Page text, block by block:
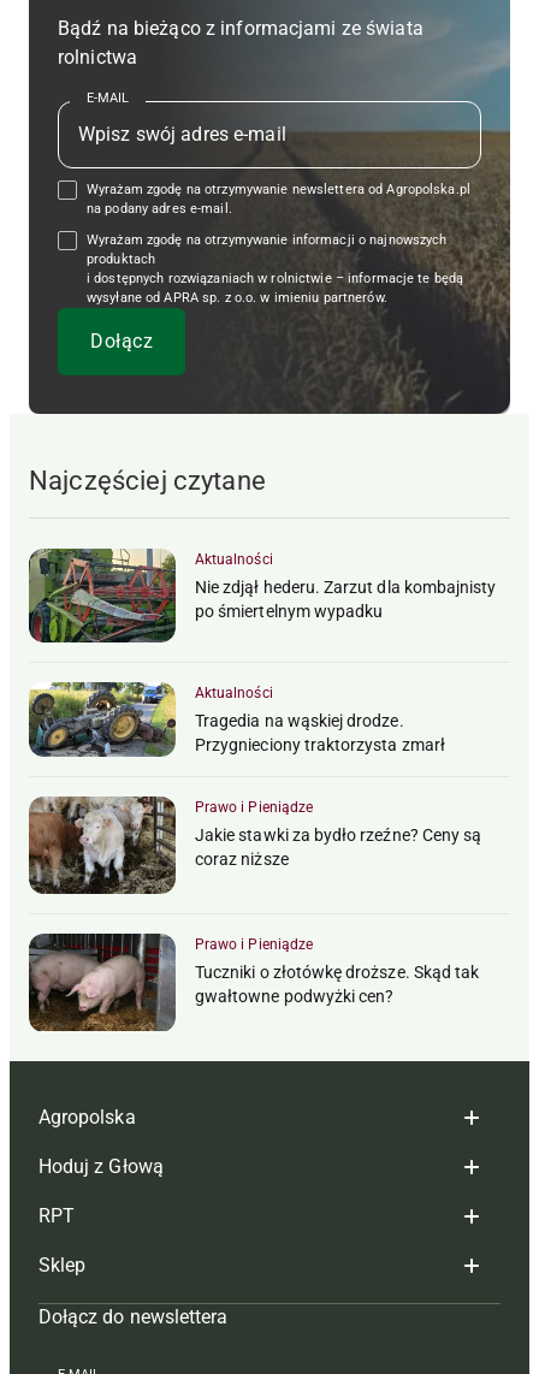
Bądź na bieżąco z informacjami ze świata
rolnictwa
E-MAIL
Wyrażam zgodę na otrzymywanie newslettera od Agropolska.pl
na podany adres e-mail.
Wyrażam zgodę na otrzymywanie informacji o najnowszych
produktach
i dostępnych rozwiązaniach w rolnictwie – informacje te będą
wysyłane od APRA sp. z o.o. w imieniu partnerów.
Najczęściej czytane
Aktualności
Nie zdjął hederu. Zarzut dla kombajnisty
po śmiertelnym wypadku
Aktualności
Tragedia na wąskiej drodze.
Przygnieciony traktorzysta zmarł
Prawo i Pieniądze
Jakie stawki za bydło rzeźne? Ceny są
coraz niższe
Prawo i Pieniądze
Tuczniki o złotówkę droższe. Skąd tak
gwałtowne podwyżki cen?
Agropolska
Redakcja
Reklama
Tagi
Mapa serwisu
Kontakt
Hoduj z Głową
Hoduj z głową bydło
Hoduj z głową świnie
Prenumerata
Redakcja
RPT
Redakcja
Prenumerata
Reklama
Sklep
Czasopisma i prenumerata
Dołącz do newslettera